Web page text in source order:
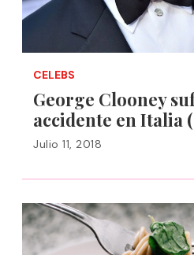
CELEBS
George Clooney
accidente en Italia
Julio 11, 2018